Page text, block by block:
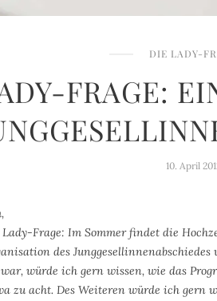
DIE LADY-
FRAGE:
10. April
Frage: Im Sommer findet die
des
würde ich gern wissen, wie das
zu acht. Des Weiteren würde ich gern